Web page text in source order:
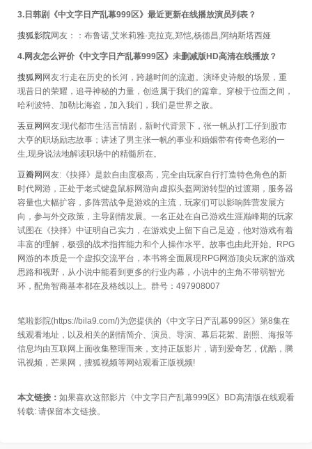
3.日韩剧《中文字日产乱幕999区》最近更新在线播放演员列表？
搜狐影院网友：：布鲁诺,艾米莉雅·克拉克,郑恺,杨德昌,阿纳斯塔西娅
4.网友怎么评价《中文字日产乱幕999区》未删减版HD高清在线播放？
搜狐网 网友:行走在历史的长河，跨越时间的流逝。演绎史诗般的场景，重
现昔日的荣耀，追寻神秘的力量，创造属于我们的篇章。穿梭于位面之间，
哈利波特、加勒比海盗，加入我们，我们是世界之敌。
丢豆网 网友:现代都市生活言情剧，新时代背景下，张一帆从打工仔到股市
大亨的职场励志故事；讲述了男主张一帆的事业和婚姻带有传奇色彩的一
生,现身说法地解读职场中的精髓所在。
豆瓣网 网友:《抉择》是款自由度极高，完全由玩家自行打造特色角色的新
时代网游，正处于老式键盘鼠标网游向虚拟头盔网游转型的过渡期，服务器
容量也大幅扩容，多阵营战争是游戏的主流，玩家们可以影响阵营发展方
向，参与外交政策，主导剧情发展。一名正处在自己游戏生涯巅峰期的玩家
试图在《抉择》中证明自己实力，在游戏史上留下自己足迹，他对游戏有着
丰富的理解，极强的战术指挥能力和个人操作水平。故事也由此开始。RPG
网游的本质是一个虚拟交流平台，本书将全面展现RPG网游顶尖玩家的游戏
思路和视野，从小说中能看到更多的行业内幕，小说中的主角不带弱智光
环，配角智商基本都在及格线以上。群号：497908007
笔啦影院(https://bila9.com/)为您提供的《中文字日产乱幕999区》第8集在
线观看地址，以及相关的剧情简介、演员、导演、幕后花絮、剧照、海报等
信息均由互联网上面收集整理而来，支持正版影片，请到爱奇艺，优酷，腾
讯视频，芒果网，搜狐视频等网站观看正版视频!
本文链接： 如果喜欢这部影片《中文字日产乱幕999区》BD高清版在线观看
转载: 请保留本文链接。